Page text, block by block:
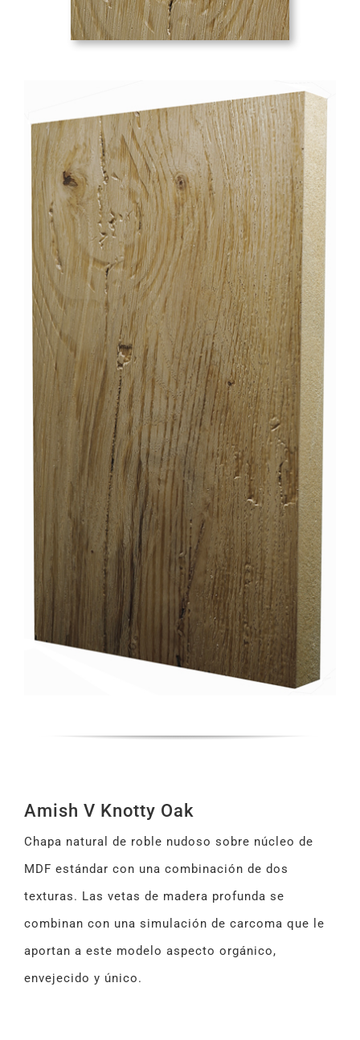
Amish V Knotty Oak
Chapa natural de roble nudoso sobre núcleo de
MDF estándar con una combinación de dos
texturas. Las vetas de madera profunda se
combinan con una simulación de carcoma que le
aportan a este modelo aspecto orgánico,
envejecido y único.